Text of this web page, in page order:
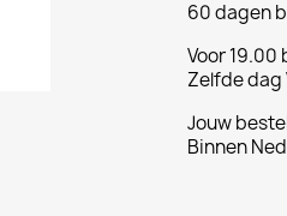
60 dagen
Voor 19.00
Zelfde dag
Jouw
Binnen